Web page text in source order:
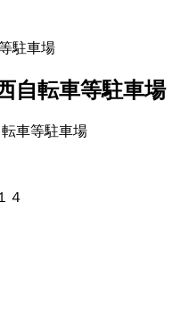
駐車場
自転車等駐車場
４